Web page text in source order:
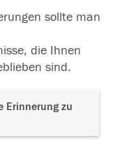
sollte man
die Ihnen
sind.
Erinnerung zu